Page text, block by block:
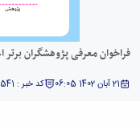
فراخوان معرفی پژوهشگران برتر
21 آبان 1402 06:05 کد خبر : 8242541